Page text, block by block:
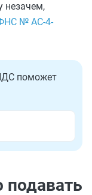
незачем,
№ АС-4-
поможет
подавать